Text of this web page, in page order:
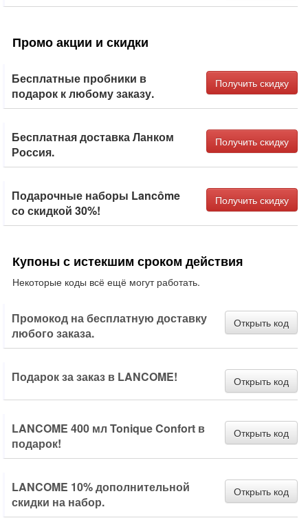
Промо акции и скидки
Бесплатные пробники в
подарок к любому заказу.
Получить скидку
Бесплатная доставка Ланком
Россия.
Получить скидку
Подарочные наборы Lancôme
со скидкой 30%!
Получить скидку
Купоны с истекшим сроком действия
Некоторые коды всё ещё могут работать.
Промокод на бесплатную доставку
любого заказа.
Открыть код
Подарок за заказ в LANCOME! Открыть код
LANCOME 400 мл Tonique Confort в
подарок!
Открыть код
LANCOME 10% дополнительной
скидки на набор.
Открыть код